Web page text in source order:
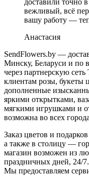
вежливый, всё
вашу работу —
Анастасия
SendFlowers.by —
Минску, Беларуси и по
через партнерскую
клиентам розы, букеты
дополненные
яркими открытками,
мягкими игрушками и
возможна во всех
Заказ цветов и
а также в столицу —
магазин возможен из
праздничных дней, 24/
Мы предоставляем